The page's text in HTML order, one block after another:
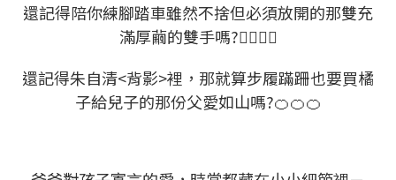
還記得陪你練腳踏車雖然不捨但必須放開的那雙充
滿厚繭的雙手嗎?✋🏻🤚🏻
還記得朱自清<背影>裡，那就算步履蹣跚也要買橘
子給兒子的那份父愛如山嗎?🍊🍊🍊